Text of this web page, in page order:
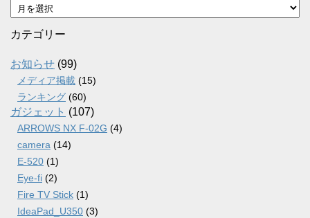
ア
ー
カ
ブ
カテゴリー
お知らせ (99)
メディア掲載 (15)
ランキング (60)
ガジェット (107)
ARROWS NX F-02G (4)
camera (14)
E-520 (1)
Eye-fi (2)
Fire TV Stick (1)
IdeaPad_U350 (3)